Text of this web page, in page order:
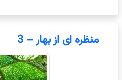
منظره ای از بهار – 3